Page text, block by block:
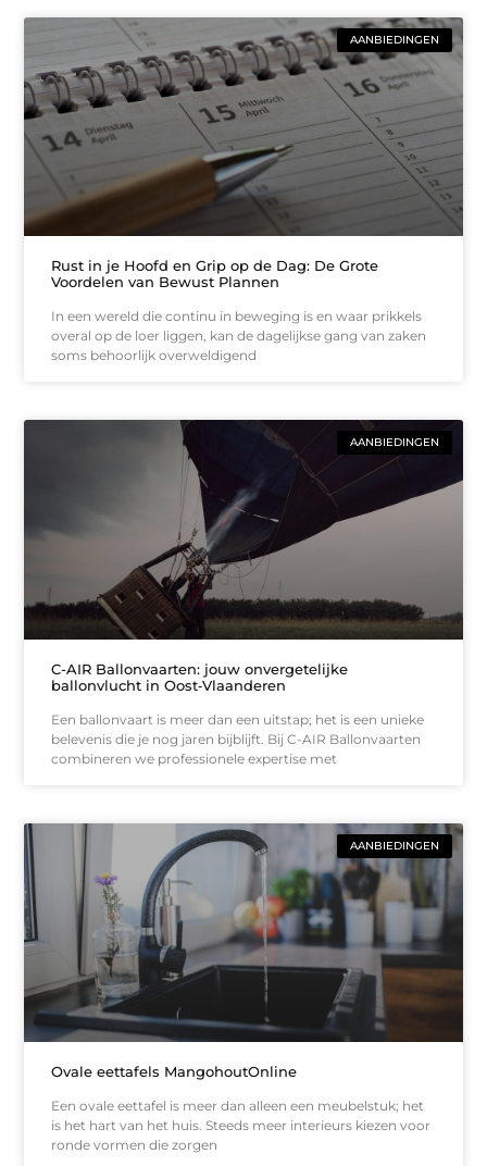
AANBIEDINGEN
Rust in je Hoofd en Grip op de Dag: De Grote
Voordelen van Bewust Plannen
In een wereld die continu in beweging is en waar prikkels
overal op de loer liggen, kan de dagelijkse gang van zaken
soms behoorlijk overweldigend
AANBIEDINGEN
C-AIR Ballonvaarten: jouw onvergetelijke
ballonvlucht in Oost‑Vlaanderen
Een ballonvaart is meer dan een uitstap; het is een unieke
belevenis die je nog jaren bijblijft. Bij C-AIR Ballonvaarten
combineren we professionele expertise met
AANBIEDINGEN
Ovale eettafels MangohoutOnline
Een ovale eettafel is meer dan alleen een meubelstuk; het
is het hart van het huis. Steeds meer interieurs kiezen voor
ronde vormen die zorgen